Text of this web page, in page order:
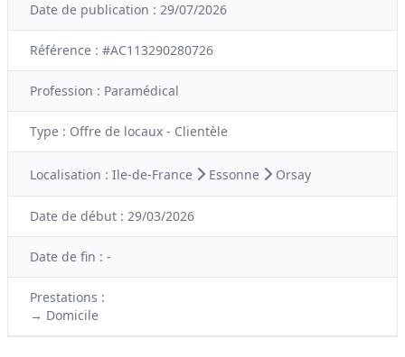
Date de publication : 29/07/2026
Référence : #AC113290280726
Profession : Paramédical
Type : Offre de locaux - Clientèle
Localisation : Ile-de-France Essonne Orsay
Date de début : 29/03/2026
Date de fin : -
Prestations :
→ Domicile